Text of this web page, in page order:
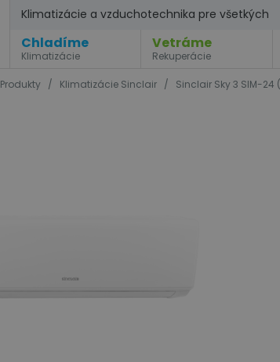
Klimatizácie a vzduchotechnika pre všetkých
Chladíme
Klimatizácie
Vetráme
Rekuperácie
Produkty / Klimatizácie Sinclair / Sinclair Sky 3 SIM-24